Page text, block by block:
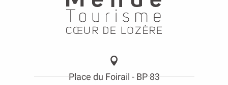
Place du Foirail - BP 83